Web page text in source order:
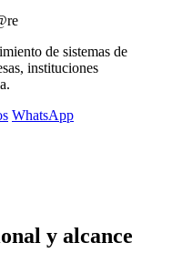
de sistemas de
instituciones
WhatsApp
y alcance